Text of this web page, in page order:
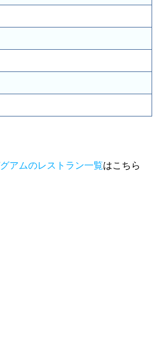
グアムのレストラン一覧はこちら